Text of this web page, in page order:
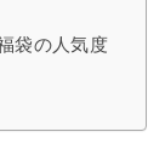
袋の人気度